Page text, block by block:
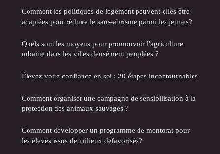
Comment les politiques de logement peuvent-elles être
adaptées pour réduire le sans-abrisme parmi les jeunes?
Quels sont les moyens pour promouvoir l'agriculture
urbaine dans les villes densément peuplées ?
Élevez votre confiance en soi : 20 étapes incontournables
Comment organiser une campagne de sensibilisation à la
protection des animaux sauvages ?
Comment développer un programme de mentorat pour
les élèves issus de milieux défavorisés?